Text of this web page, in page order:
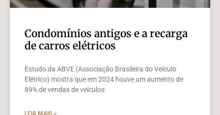
Condomínios antigos e a recarga
de carros elétricos
Estudo da ABVE (Associação Brasileira do Veículo
Elétrico) mostra que em 2024 houve um aumento de
89% de vendas de veículos